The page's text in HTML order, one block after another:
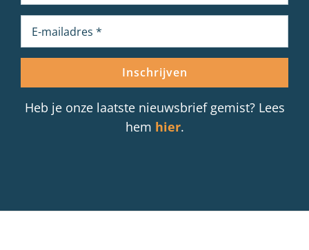
Heb je onze laatste nieuwsbrief gemist? Lees
hem hier.